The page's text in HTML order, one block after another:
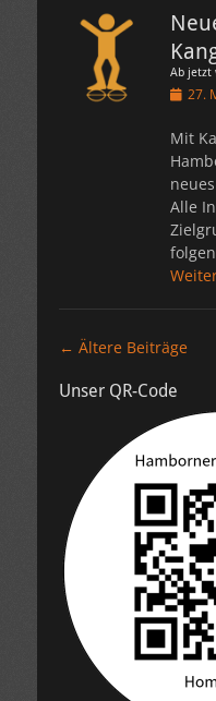
Ab jetzt
27.
Mit
Alle
Beitragsnavigation
← Ältere Beiträge
Unser QR-Code